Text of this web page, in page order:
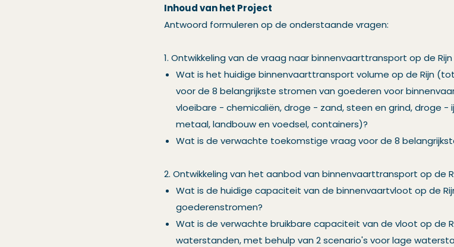
Inhoud van het Project
Antwoord formuleren op de onderstaande vragen:
1. Ontwikkeling van de vraag naar binnenvaarttransport op de Rijn
Wat is het huidige binnenvaarttransport volume op de Rijn
voor de 8 belangrijkste stromen van goederen voor
vloeibare - chemicaliën, droge - zand, steen en grind, droge
metaal, landbouw en voedsel, containers)?
Wat is de verwachte toekomstige vraag voor de 8
2. Ontwikkeling van het aanbod van binnenvaarttransport op de
Wat is de huidige capaciteit van de binnenvaartvloot op de
goederenstromen?
Wat is de verwachte bruikbare capaciteit van de vloot op de
waterstanden, met behulp van 2 scenario's voor lage